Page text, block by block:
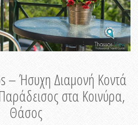
– Ήσυχη Διαμονή Κοντά
στα Κοινύρα,
Θάσος